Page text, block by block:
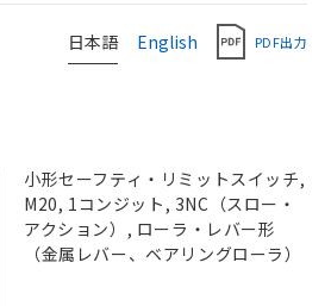
日本語 English PDF出力
小形セーフティ・リミットスイッチ,
M20, 1コンジット, 3NC（スロー・
アクション）, ローラ・レバー形
（金属レバー、ベアリングローラ）